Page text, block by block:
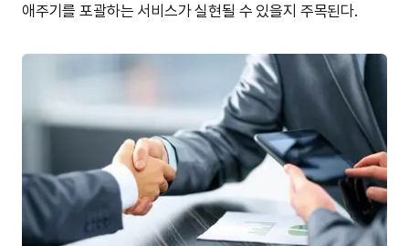
애주기를 포괄하는 서비스가 실현될 수 있을지 주목된다.